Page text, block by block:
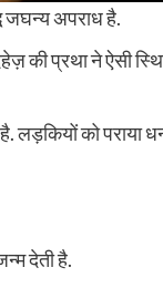
जघन्य अपराध है.
की प्रथा ने ऐसी
को पराया धन
देती है.